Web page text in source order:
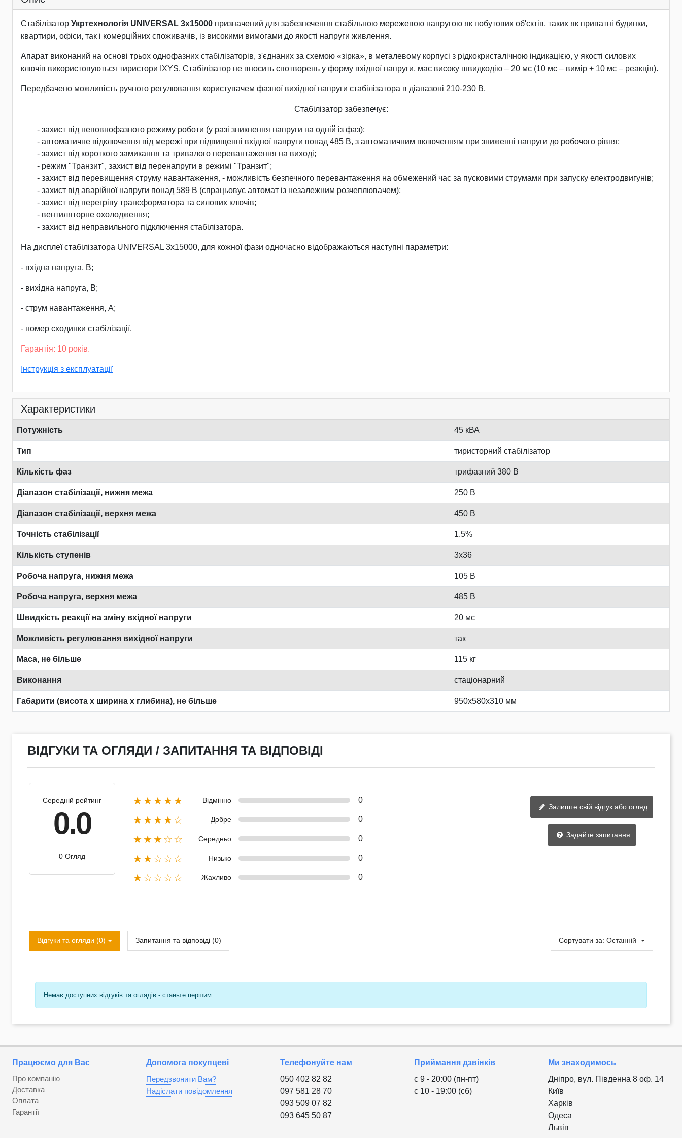
Стабілізатор Укртехнологія UNIVERSAL 3х15000 призначений для забезпечення стабільною мережевою напругою як побутових об'єктів, таких як приватні будинки,
квартири, офіси, так і комерційних споживачів, із високими вимогами до якості напруги живлення.
Апарат виконаний на основі трьох однофазних стабілізаторів, з'єднаних за схемою «зірка», в металевому корпусі з рідкокристалічною індикацією, у якості силових
ключів використовуються тиристори IXYS. Стабілізатор не вносить спотворень у форму вхідної напруги, має високу швидкодію – 20 мс (10 мс – вимір + 10 мс – реакція).
Передбачено можливість ручного регулювання користувачем фазної вихідної напруги стабілізатора в діапазоні 210-230 В.
Стабілізатор забезпечує:
- захист від неповнофазного режиму роботи (у разі зникнення напруги на одній із фаз);
- автоматичне відключення від мережі при підвищенні вхідної напруги понад 485 В, з автоматичним включенням при зниженні напруги до робочого рівня;
- захист від короткого замикання та тривалого перевантаження на виході;
- режим "Транзит", захист від перенапруги в режимі "Транзит";
- захист від перевищення струму навантаження, - можливість безпечного перевантаження на обмежений час за пусковими струмами при запуску електродвигунів;
- захист від аварійної напруги понад 589 В (спрацьовує автомат із незалежним розчеплювачем);
- захист від перегріву трансформатора та силових ключів;
- вентиляторне охолодження;
- захист від неправильного підключення стабілізатора.
На дисплеї стабілізатора UNIVERSAL 3х15000, для кожної фази одночасно відображаються наступні параметри:
- вхідна напруга, В;
- вихідна напруга, В;
- струм навантаження, А;
- номер сходинки стабілізації.
Гарантія: 10 років.
Інструкція з експлуатації
Характеристики
Потужність 45 кВА
Тип тиристорний стабілізатор
Кількість фаз трифазний 380 В
Діапазон стабілізації, нижня межа 250 В
Діапазон стабілізації, верхня межа 450 В
Точність стабілізації 1,5%
Кількість ступенів 3x36
Робоча напруга, нижня межа 105 В
Робоча напруга, верхня межа 485 В
Швидкість реакції на зміну вхідної напруги 20 мс
Можливість регулювання вихідної напруги так
Маса, не більше 115 кг
Виконання стаціонарний
Габарити (висота х ширина х глибина), не більше 950x580x310 мм
ВІДГУКИ ТА ОГЛЯДИ / ЗАПИТАННЯ ТА ВІДПОВІДІ
Середній рейтинг
0.0
0 Огляд
★★★★★ Відмінно 0
★★★★☆ Добре 0
★★★☆☆ Середньо 0
★★☆☆☆ Низько 0
★☆☆☆☆ Жахливо 0
Залиште свій відгук або огляд
Задайте запитання
Відгуки та огляди (0) Запитання та відповіді (0) Сортувати за: Останній
Немає доступних відгуків та оглядів - станьте першим
Працюємо для Вас
Про компанію
Доставка
Оплата
Гарантії
Допомога покупцеві
Передзвонити Вам?
Надіслати повідомлення
Телефонуйте нам
050 402 82 82
097 581 28 70
093 509 07 82
093 645 50 87
Приймання дзвінків
с 9 - 20:00 (пн-пт)
с 10 - 19:00 (сб)
Ми знаходимось
Дніпро, вул. Південна 8 оф. 14
Київ
Харків
Одеса
Львів